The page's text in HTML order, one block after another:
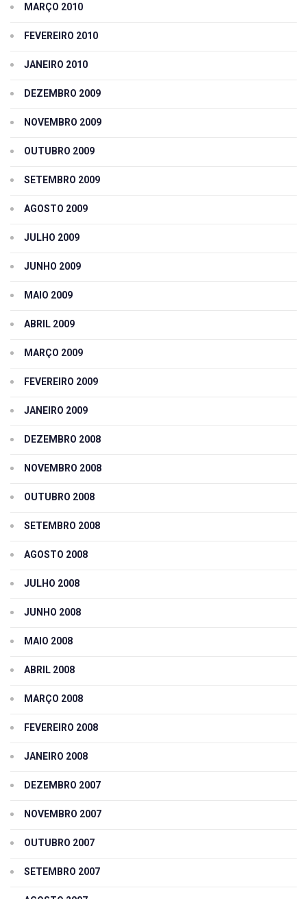
MARÇO 2010
FEVEREIRO 2010
JANEIRO 2010
DEZEMBRO 2009
NOVEMBRO 2009
OUTUBRO 2009
SETEMBRO 2009
AGOSTO 2009
JULHO 2009
JUNHO 2009
MAIO 2009
ABRIL 2009
MARÇO 2009
FEVEREIRO 2009
JANEIRO 2009
DEZEMBRO 2008
NOVEMBRO 2008
OUTUBRO 2008
SETEMBRO 2008
AGOSTO 2008
JULHO 2008
JUNHO 2008
MAIO 2008
ABRIL 2008
MARÇO 2008
FEVEREIRO 2008
JANEIRO 2008
DEZEMBRO 2007
NOVEMBRO 2007
OUTUBRO 2007
SETEMBRO 2007